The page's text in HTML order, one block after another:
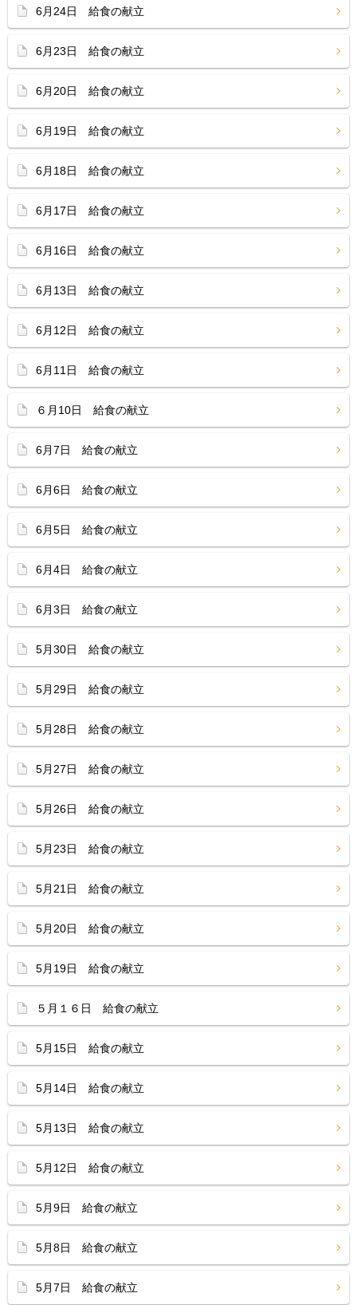
6月24日 給食の献立
6月23日 給食の献立
6月20日 給食の献立
6月19日 給食の献立
6月18日 給食の献立
6月17日 給食の献立
6月16日 給食の献立
6月13日 給食の献立
6月12日 給食の献立
6月11日 給食の献立
６月10日 給食の献立
6月7日 給食の献立
6月6日 給食の献立
6月5日 給食の献立
6月4日 給食の献立
6月3日 給食の献立
5月30日 給食の献立
5月29日 給食の献立
5月28日 給食の献立
5月27日 給食の献立
5月26日 給食の献立
5月23日 給食の献立
5月21日 給食の献立
5月20日 給食の献立
5月19日 給食の献立
５月１６日 給食の献立
5月15日 給食の献立
5月14日 給食の献立
5月13日 給食の献立
5月12日 給食の献立
5月9日 給食の献立
5月8日 給食の献立
5月7日 給食の献立